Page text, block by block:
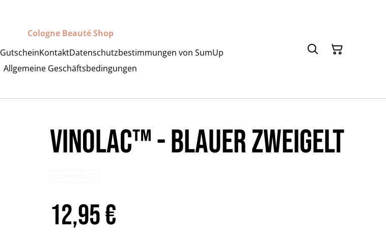
Cologne Beauté Shop
GutscheinKontaktDatenschutzbestimmungen von SumUp
Allgemeine Geschäftsbedingungen
Vinolac™️ - Blauer Zweigelt
12,95 €